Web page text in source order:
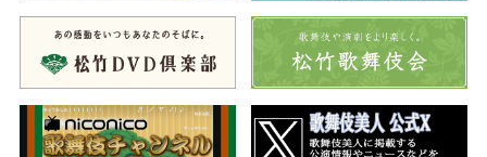
弥）たちは約束を破れば神罰が下るとこれを止めます。
やがて皆が止めるのを聞かず白雪姫は剣ヶ峰へ向かおうとしま
すが、百合の歌う子守唄が聞こえてくるので、ようやく思い止ま
るのでした。おりしも夜叉ヶ池の麓は旱魃に襲われ、穴隈鉱蔵
（薪車）や村人たちは、百合を生贄にして雨乞いを執り行おうと
します。これを晃や学円が止めようとしますが、村人たちは耳を